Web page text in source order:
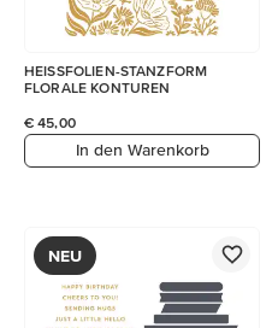
HEISSFOLIEN-STANZFORM
FLORALE KONTUREN
€ 45,00
In den Warenkorb
NEU